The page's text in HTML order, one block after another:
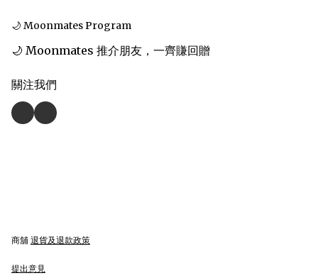
🌙 Moonmates Program
🌙 Moonmates 推介朋友，一齊賺回贈
關注我們
商舖 退貨及退款政策
提出意見